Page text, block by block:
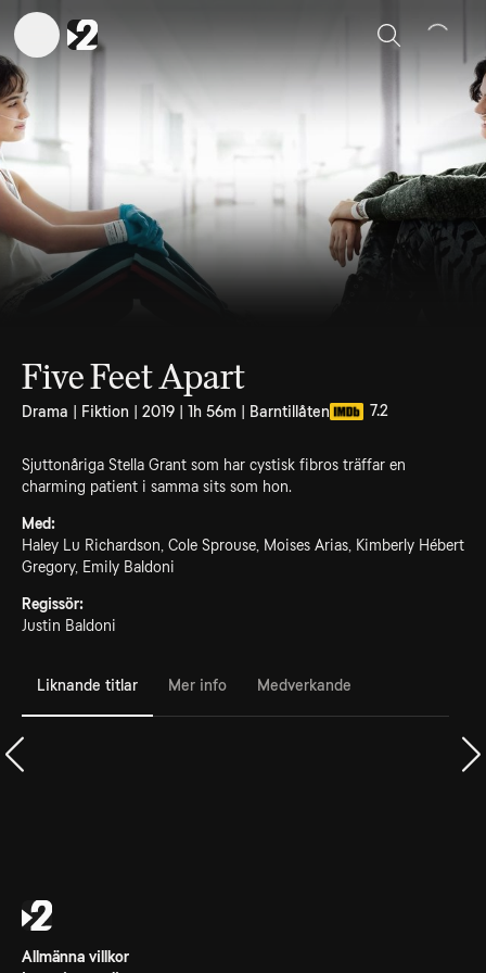
Sök
Five Feet Apart
Drama | Fiktion | 2019 | 1h 56m | Barntillåten 7.2
Sjuttonåriga Stella Grant som har cystisk fibros träffar en
charming patient i samma sits som hon.
Med:
Haley Lu Richardson, Cole Sprouse, Moises Arias, Kimberly Hébert
Gregory, Emily Baldoni
Regissör:
Justin Baldoni
Liknande titlar Mer info Medverkande
Allmänna villkor